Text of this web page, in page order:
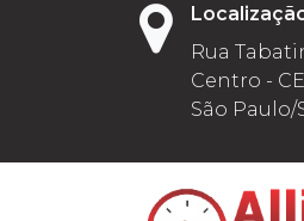
Rua
Centro -
São Paulo/